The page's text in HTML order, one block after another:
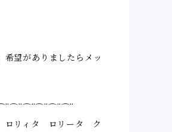
望がありましたらメッ
ロリィタ ロリータ ク